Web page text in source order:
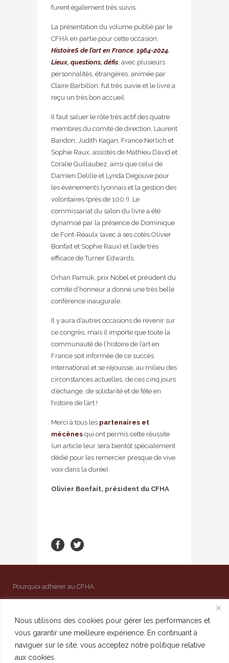
Nous utilisons des cookies pour gérer les performances et
vous garantir une meilleure expérience. En continuant à
naviguer sur le site, vous acceptez notre politique relative
aux cookies.
furent également très suivis.
La présentation du volume publié par le
CFHA en partie pour cette occasion,
HistoireS de l’art en France. 1964-2024.
Lieux, questions, défis , avec plusieurs
personnalités, étrangères, animée par
Claire Barbillon, fut très suivie et le livre a
reçu un très bon accueil.
Il faut saluer le rôle très actif des quatre
membres du comité de direction, Laurent
Baridon, Judith Kagan, France Nerlich et
Sophie Raux, assistés de Mathieu David et
Coralie Guillaubez, ainsi que celui de
Damien Delille et Lynda Degouve pour
les événements lyonnais et la gestion des
volontaires (près de 100 !). Le
commissariat du salon du livre a été
dynamisé par la présence de Dominique
de Font-Réaulx (avec à ses cotés Olivier
Bonfait et Sophie Raux) et l’aide très
efficace de Turner Edwards.
Orhan Pamuk, prix Nobel et président du
comité d’honneur a donné une très belle
conférence inaugurale.
Il y aura d’autres occasions de revenir sur
ce congrès, mais il importe que toute la
communauté de l’histoire de l’art en
France soit informée de ce succès
international et se réjouisse, au milieu des
circonstances actuelles, de ces cinq jours
d’échange, de solidarité et de fête en
histoire de l’art !
Merci à tous les partenaires et
mécènes qui ont permis cette réussite
(un article leur sera bientôt spécialement
dédié pour les remercier presque de vive
voix dans la durée).
Olivier Bonfait, président du CFHA
Pourquoi adhérer au CFHA
Contact
Admin